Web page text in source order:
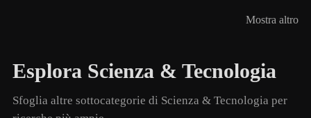
Mostra altro
Esplora Scienza & Tecnologia
Sfoglia altre sottocategorie di Scienza & Tecnologia per